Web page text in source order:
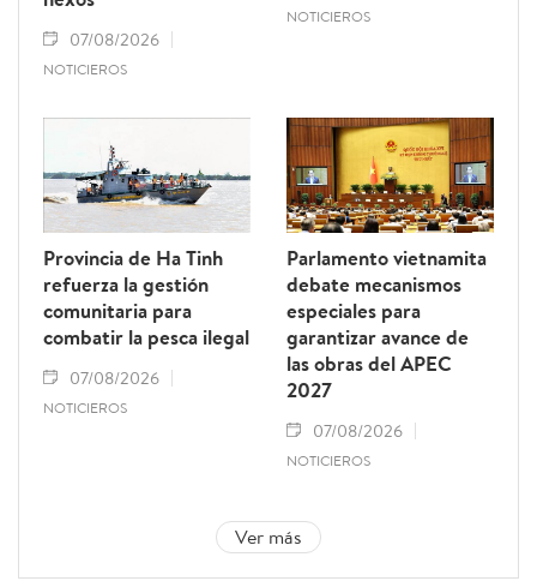
07/08/2026
NOTICIEROS
NOTICIEROS
Provincia de Ha Tinh
refuerza la gestión
comunitaria para
combatir la pesca ilegal
07/08/2026
NOTICIEROS
Parlamento vietnamita
debate mecanismos
especiales para
garantizar avance de
las obras del APEC
2027
07/08/2026
NOTICIEROS
Ver más